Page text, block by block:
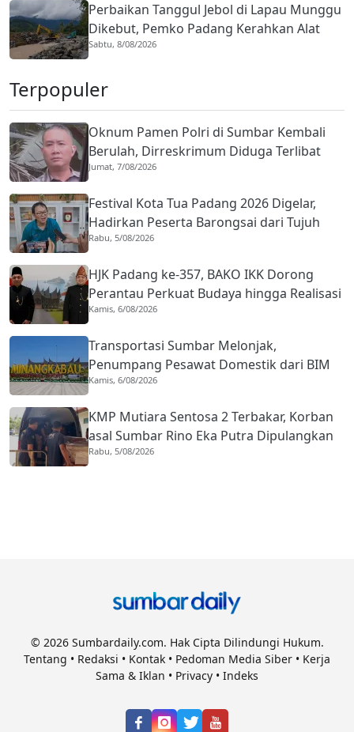
Perbaikan Tanggul Jebol di Lapau Munggu
Dikebut, Pemko Padang Kerahkan Alat
Berat Cegah Banjir Susulan
Sabtu, 8/08/2026
Terpopuler
Oknum Pamen Polri di Sumbar Kembali
Berulah, Dirreskrimum Diduga Terlibat
Kekerasan dengan Seorang Sopir
Jumat, 7/08/2026
Festival Kota Tua Padang 2026 Digelar,
Hadirkan Peserta Barongsai dari Tujuh
Negara
Rabu, 5/08/2026
HJK Padang ke-357, BAKO IKK Dorong
Perantau Perkuat Budaya hingga Realisasi
Kota Gastronomi
Kamis, 6/08/2026
Transportasi Sumbar Melonjak,
Penumpang Pesawat Domestik dari BIM
Naik Hampir 33 Persen
Kamis, 6/08/2026
KMP Mutiara Sentosa 2 Terbakar, Korban
asal Sumbar Rino Eka Putra Dipulangkan
ke Agam
Rabu, 5/08/2026
© 2026 Sumbardaily.com. Hak Cipta Dilindungi Hukum.
Tentang • Redaksi • Kontak • Pedoman Media Siber • Kerja
Sama & Iklan • Privacy • Indeks